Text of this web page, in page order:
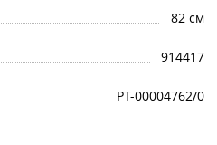
82 см
914417
РТ-00004762/0